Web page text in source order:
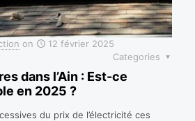
on
12 février 2025
Categories
dans l’Ain : Est-ce
en 2025 ?
du prix de l’électricité ces